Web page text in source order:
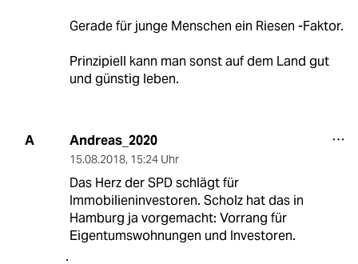
Gerade für junge Menschen ein Riesen -Faktor.
Prinzipiell kann man sonst auf dem Land gut
und günstig leben.
A Andreas_2020
15.08.2018, 15:24 Uhr
Das Herz der SPD schlägt für
Immobilieninvestoren. Scholz hat das in
Hamburg ja vorgemacht: Vorrang für
Eigentumswohnungen und Investoren.